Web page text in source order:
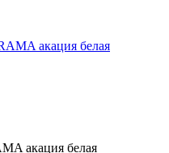
акация белая